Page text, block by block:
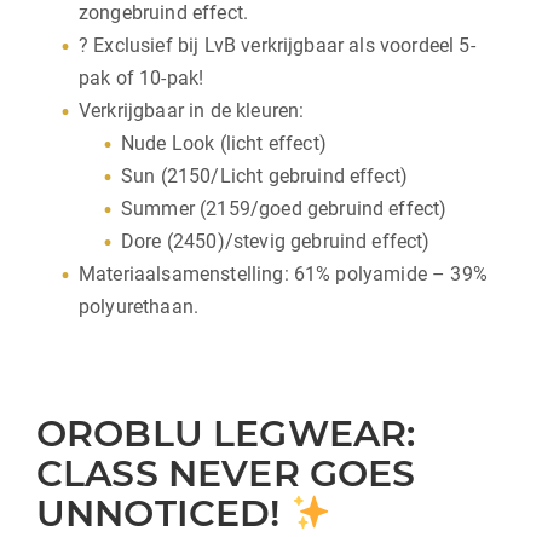
zongebruind effect.
? Exclusief bij LvB verkrijgbaar als voordeel 5-
pak of 10-pak!
Verkrijgbaar in de kleuren:
Nude Look (licht effect)
Sun (2150/Licht gebruind effect)
Summer (2159/goed gebruind effect)
Dore (2450)/stevig gebruind effect)
Materiaalsamenstelling: 61% polyamide – 39%
polyurethaan.
OROBLU LEGWEAR:
CLASS NEVER GOES
UNNOTICED!